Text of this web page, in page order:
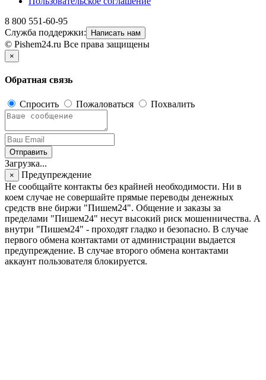
8 800 551-60-95
Служба поддержки:
Написать нам
© Pishem24.ru Все права защищены
×
Обратная связь
Спросить Пожаловаться Похвалить
Отправить
Загрузка...
×
Предупреждение
Не сообщайте контакты без крайней необходимости. Ни в
коем случае не совершайте прямые переводы денежных
средств вне биржи "Пишем24". Общение и заказы за
пределами "Пишем24" несут высокий риск мошенничества. А
внутри "Пишем24" - проходят гладко и безопасно. В случае
первого обмена контактами от администрации выдается
предупреждение. В случае второго обмена контактами
аккаунт пользователя блокируется.